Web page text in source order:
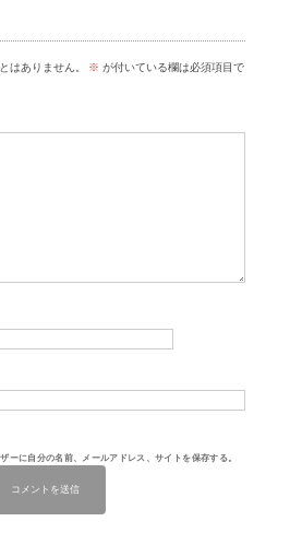
はありません。 ※ が付いている欄は必須項目で
ーに自分の名前、メールアドレス、サイトを保存する。